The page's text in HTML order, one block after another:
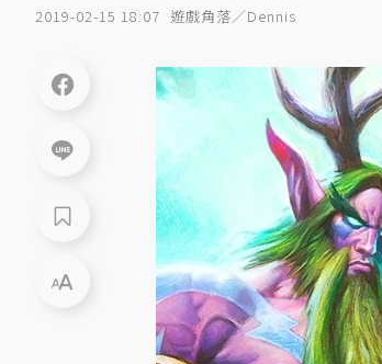
2019-02-15 18:07 遊戲角落／Dennis